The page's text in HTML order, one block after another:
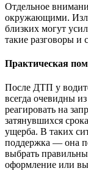
Отдельное
окружающими.
близких могут
такие разговоры и
Практическая
После ДТП у
всегда очевидны
реагировать на
затянувшихся
ущерба. В таких
поддержка — она
выбрать
оформление или